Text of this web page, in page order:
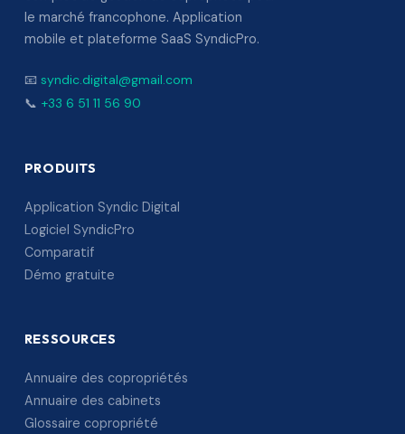
le marché francophone. Application
mobile et plateforme SaaS SyndicPro.
📧 syndic.digital@gmail.com
📞 +33 6 51 11 56 90
PRODUITS
Application Syndic Digital
Logiciel SyndicPro
Comparatif
Démo gratuite
RESSOURCES
Annuaire des copropriétés
Annuaire des cabinets
Glossaire copropriété